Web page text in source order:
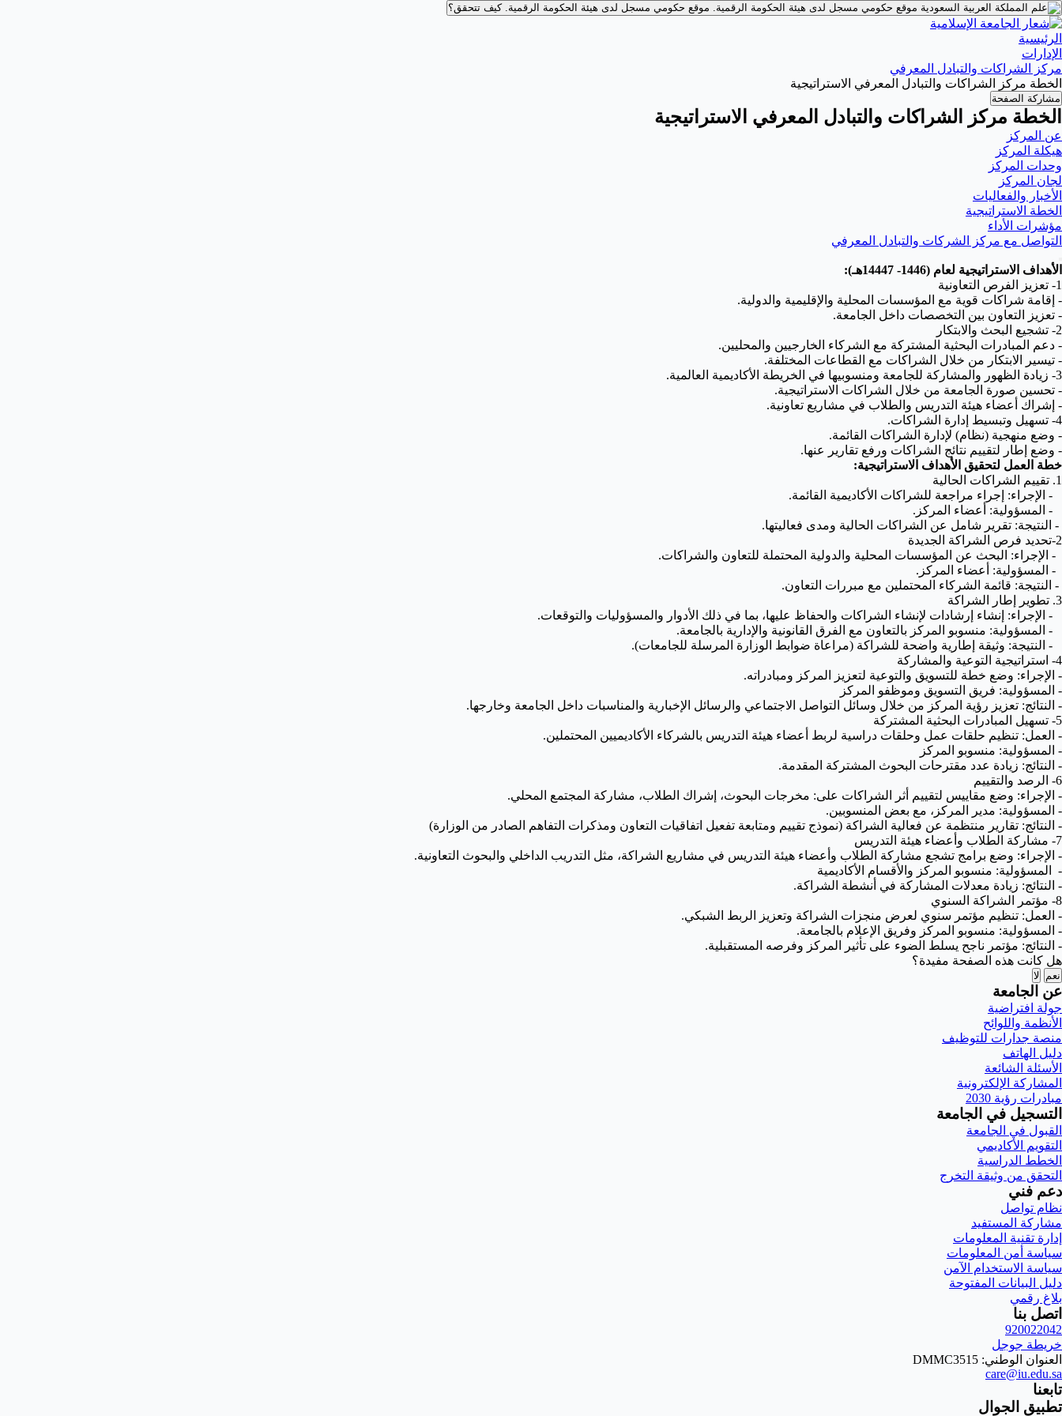
موقع حكومي مسجل لدى هيئة الحكومة الرقمية. موقع حكومي مسجل لدى هيئة الحكومة الرقمية.كيف تتحقق؟
الرئيسية
الإدارات
مركز الشراكات والتبادل المعرفي
الخطة مركز الشراكات والتبادل المعرفي الاستراتيجية
مشاركة الصفحة
الخطة مركز الشراكات والتبادل المعرفي الاستراتيجية
عن المركز
هيكلة المركز
وحدات المركز
لجان المركز
الأخبار والفعاليات
الخطة الاستراتيجية
مؤشرات الأداء
التواصل مع مركز الشركات والتبادل المعرفي
الأهداف الاستراتيجية لعام (1446- 14447هـ):
1- تعزيز الفرص التعاونية
- إقامة شراكات قوية مع المؤسسات المحلية والإقليمية والدولية.
- تعزيز التعاون بين التخصصات داخل الجامعة.
2- تشجيع البحث والابتكار
- دعم المبادرات البحثية المشتركة مع الشركاء الخارجيين والمحليين.
- تيسير الابتكار من خلال الشراكات مع القطاعات المختلفة.
3- زيادة الظهور والمشاركة للجامعة ومنسوبيها في الخريطة الأكاديمية العالمية.
- تحسين صورة الجامعة من خلال الشراكات الاستراتيجية.
- إشراك أعضاء هيئة التدريس والطلاب في مشاريع تعاونية.
4- تسهيل وتبسيط إدارة الشراكات.
- وضع منهجية (نظام) لإدارة الشراكات القائمة.
- وضع إطار لتقييم نتائج الشراكات ورفع تقارير عنها.
خطة العمل لتحقيق الأهداف الاستراتيجية:
1. تقييم الشراكات الحالية
- الإجراء: إجراء مراجعة للشراكات الأكاديمية القائمة.
- المسؤولية: أعضاء المركز.
- النتيجة: تقرير شامل عن الشراكات الحالية ومدى فعاليتها.
2-تحديد فرص الشراكة الجديدة
- الإجراء: البحث عن المؤسسات المحلية والدولية المحتملة للتعاون والشراكات.
- المسؤولية: أعضاء المركز.
- النتيجة: قائمة الشركاء المحتملين مع مبررات التعاون.
3. تطوير إطار الشراكة
- الإجراء: إنشاء إرشادات لإنشاء الشراكات والحفاظ عليها، بما في ذلك الأدوار والمسؤوليات والتوقعات.
- المسؤولية: منسوبو المركز بالتعاون مع الفرق القانونية والإدارية بالجامعة.
- النتيجة: وثيقة إطارية واضحة للشراكة (مراعاة ضوابط الوزارة المرسلة للجامعات).
4- استراتيجية التوعية والمشاركة
- الإجراء: وضع خطة للتسويق والتوعية لتعزيز المركز ومبادراته.
- المسؤولية: فريق التسويق وموظفو المركز
- النتائج: تعزيز رؤية المركز من خلال وسائل التواصل الاجتماعي والرسائل الإخبارية والمناسبات داخل الجامعة وخارجها.
5- تسهيل المبادرات البحثية المشتركة
- العمل: تنظيم حلقات عمل وحلقات دراسية لربط أعضاء هيئة التدريس بالشركاء الأكاديميين المحتملين.
- المسؤولية: منسوبو المركز
- النتائج: زيادة عدد مقترحات البحوث المشتركة المقدمة.
6- الرصد والتقييم
- الإجراء: وضع مقاييس لتقييم أثر الشراكات على: مخرجات البحوث، إشراك الطلاب، مشاركة المجتمع المحلي.
- المسؤولية: مدير المركز، مع بعض المنسوبين.
- النتائج: تقارير منتظمة عن فعالية الشراكة (نموذج تقييم ومتابعة تفعيل اتفاقيات التعاون ومذكرات التفاهم الصادر من الوزارة)
7- مشاركة الطلاب وأعضاء هيئة التدريس
- الإجراء: وضع برامج تشجع مشاركة الطلاب وأعضاء هيئة التدريس في مشاريع الشراكة، مثل التدريب الداخلي والبحوث التعاونية.
- المسؤولية: منسوبو المركز والأقسام الأكاديمية
- النتائج: زيادة معدلات المشاركة في أنشطة الشراكة.
8- مؤتمر الشراكة السنوي
- العمل: تنظيم مؤتمر سنوي لعرض منجزات الشراكة وتعزيز الربط الشبكي.
- المسؤولية: منسوبو المركز وفريق الإعلام بالجامعة.
- النتائج: مؤتمر ناجح يسلط الضوء على تأثير المركز وفرصه المستقبلية.
هل كانت هذه الصفحة مفيدة؟
نعم لا
عن الجامعة
جولة افتراضية
الأنظمة واللوائح
منصة جدارات للتوظيف
دليل الهاتف
الأسئلة الشائعة
المشاركة الإلكترونية
مبادرات رؤية 2030
التسجيل في الجامعة
القبول في الجامعة
التقويم الأكاديمي
الخطط الدراسية
التحقق من وثيقة التخرج
دعم فني
نظام تواصل
مشاركة المستفيد
إدارة تقنية المعلومات
سياسة أمن المعلومات
سياسة الاستخدام الآمن
دليل البيانات المفتوحة
بلاغ رقمي
اتصل بنا
920022042
خريطة جوجل
العنوان الوطني: DMMC3515
care@iu.edu.sa
تابعنا
تطبيق الجوال